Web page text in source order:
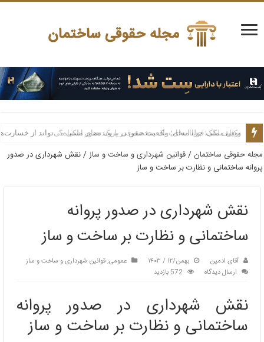
توقیف ملک قولنامه‌ای؛ واقعیت حقوقی یا یک تصور اشتباه؟
وکیل ملکی؛ چرا انتخاب یک متخصص در پرونده‌های ملکی می‌تواند از
مجله حقوقی ساختمان/قوانین شهرداری و ساخت و ساز/نقش شهرداری در صدور
پروانه ساختمانی و نظارت بر ساخت و ساز
نقش شهرداری در صدور پروانه
ساختمانی و نظارت بر ساخت و ساز
آقای ادمین بهمن/۱۲ / ۱۴۰۳ عمومی,قوانین شهرداری و ساخت و ساز
ارسال دیدگاه
572 بازدید
نقش شهرداری در صدور پروانه
ساختمانی و نظارت بر ساخت و ساز